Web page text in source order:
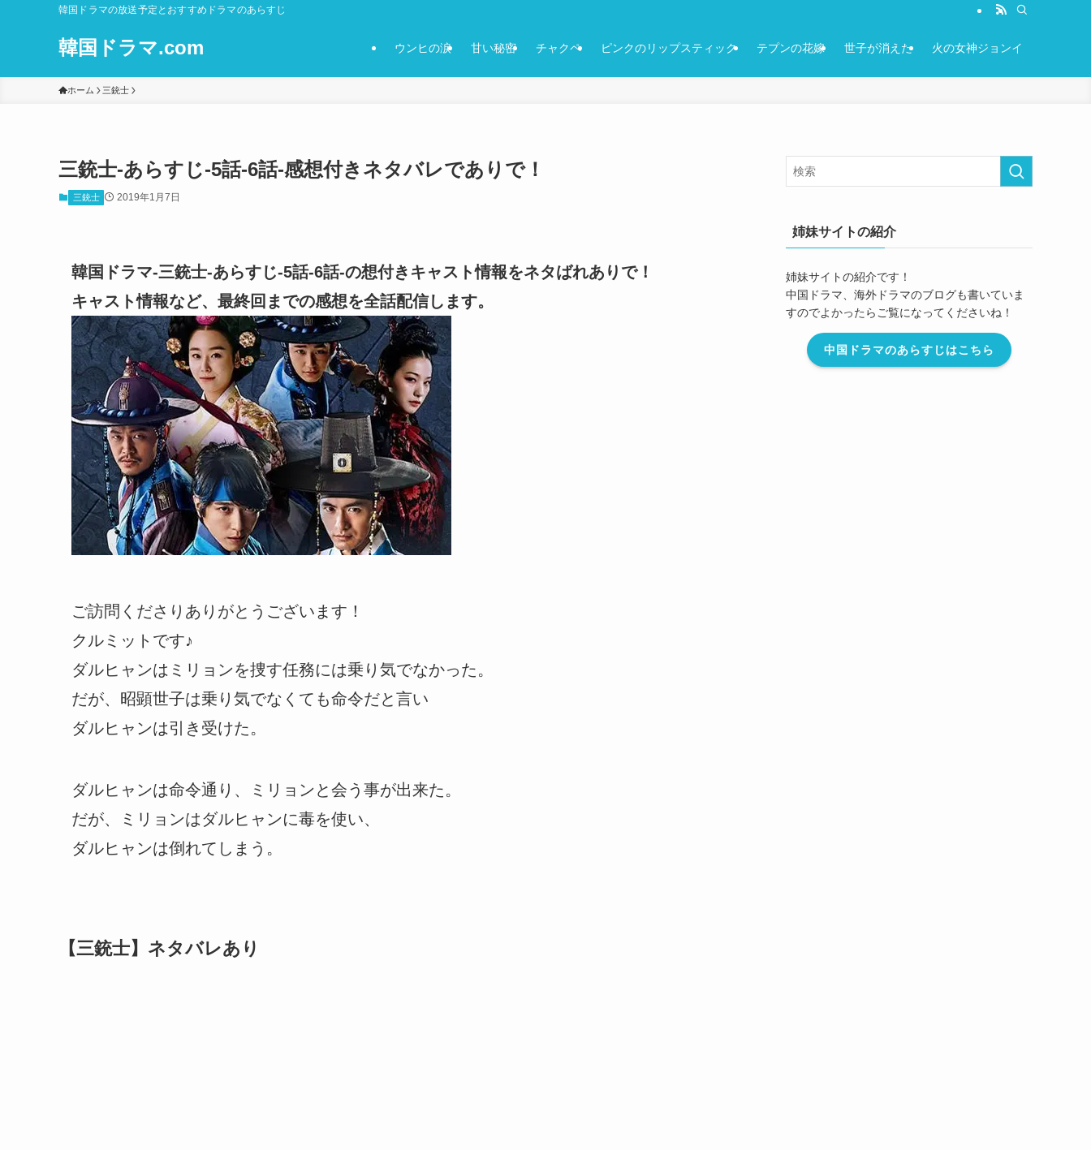
韓国ドラマの放送予定とおすすめドラマのあらすじ
韓国ドラマ.com ウンヒの涙 甘い秘密 チャクペ ピンクのリップスティック テプンの花嫁 世子が消えた 火の女神ジョンイ
ホーム 三銃士
三銃士-あらすじ-5話-6話-感想付きネタバレでありで！
三銃士 2019年1月7日
韓国ドラマ-三銃士-あらすじ-5話-6話-の想付きキャスト情報をネタばれありで！
キャスト情報など、最終回までの感想を全話配信します。
ご訪問くださりありがとうございます！
クルミットです♪
ダルヒャンはミリョンを捜す任務には乗り気でなかった。
だが、昭顕世子は乗り気でなくても命令だと言い
ダルヒャンは引き受けた。
ダルヒャンは命令通り、ミリョンと会う事が出来た。
だが、ミリョンはダルヒャンに毒を使い、
ダルヒャンは倒れてしまう。
【三銃士】ネタバレあり
姉妹サイトの紹介
姉妹サイトの紹介です！
中国ドラマ、海外ドラマのブログも書いていま
すのでよかったらご覧になってくださいね！
中国ドラマのあらすじはこちら